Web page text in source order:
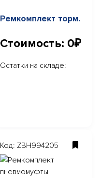
Ремкомплект торм.
Стоимость: 0₽
Остатки на складе:
Код: ZBH994205